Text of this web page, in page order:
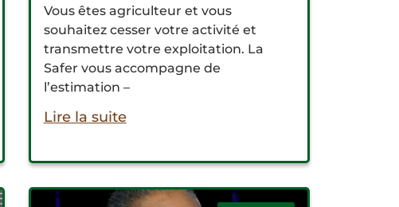
Vous êtes agriculteur et vous
souhaitez cesser votre activité et
transmettre votre exploitation. La
Safer vous accompagne de
l’estimation –
Lire la suite